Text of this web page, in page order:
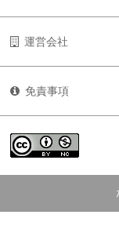
運営会社
免責事項